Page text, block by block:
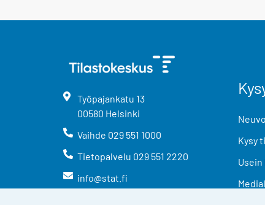
Työpajankatu 13
00580 Helsinki
Vaihde 029 551 1000
Tietopalvelu 029 551 2220
info@stat.fi
Kysy